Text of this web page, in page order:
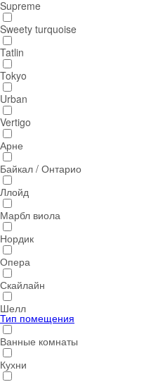
Supreme
Sweety turquoise
Tatlin
Tokyo
Urban
Vertigo
Арне
Байкал / Онтарио
Ллойд
Марбл виола
Нордик
Опера
Скайлайн
Шелл
Тип помещения
Ванные комнаты
Кухни